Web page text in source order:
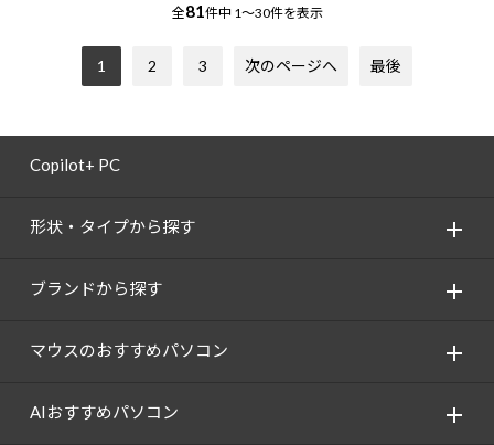
全81件中 1～30件を表示
1 2 3 次のページへ 最後
Copilot+ PC
形状・タイプから探す
ブランドから探す
マウスのおすすめパソコン
AIおすすめパソコン